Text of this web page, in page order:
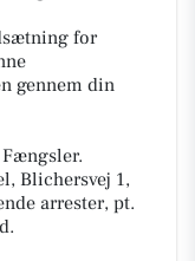
for
gennem din
Blichersvej 1,
arrester, pt.